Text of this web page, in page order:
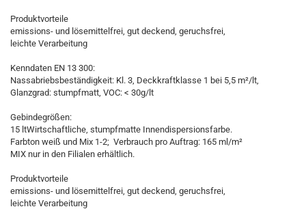
Produktvorteile
emissions- und lösemittelfrei, gut deckend, geruchsfrei,
leichte Verarbeitung
Kenndaten EN 13 300:
Nassabriebsbeständigkeit: Kl. 3, Deckkraftklasse 1 bei 5,5 m²/lt,
Glanzgrad: stumpfmatt, VOC: < 30g/lt
Gebindegrößen:
15 ltWirtschaftliche, stumpfmatte Innendispersionsfarbe.
Farbton weiß und Mix 1-2; Verbrauch pro Auftrag: 165 ml/m²
MIX nur in den Filialen erhältlich.
Produktvorteile
emissions- und lösemittelfrei, gut deckend, geruchsfrei,
leichte Verarbeitung